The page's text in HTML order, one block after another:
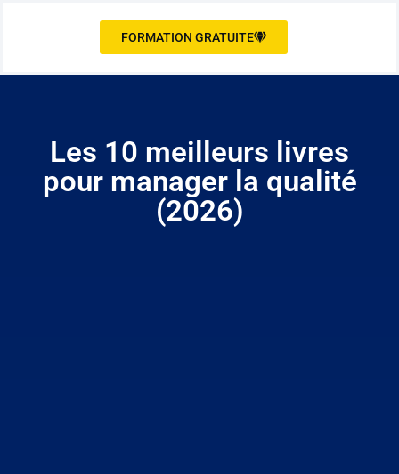
FORMATION GRATUITE
Les 10 meilleurs livres
pour manager la qualité
(2026)